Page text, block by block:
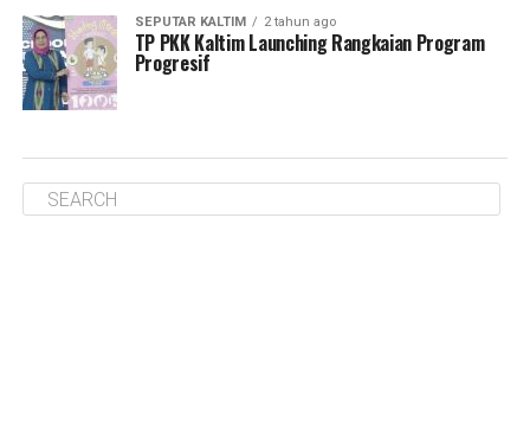
SEPUTAR KALTIM 2 tahun ago
TP PKK Kaltim Launching Rangkaian Program
Progresif